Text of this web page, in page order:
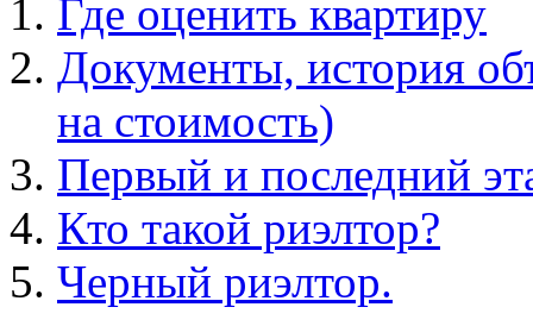
Где оценить квартиру
Документы, история
на стоимость)
Первый и последний
Кто такой риэлтор?
Черный риэлтор.